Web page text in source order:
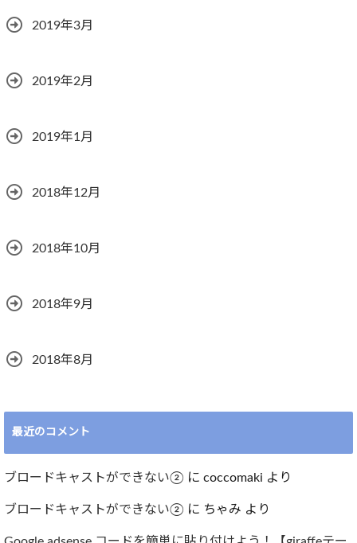
2019年3月
2019年2月
2019年1月
2018年12月
2018年10月
2018年9月
2018年8月
最近のコメント
ブロードキャストができない② に coccomaki より
ブロードキャストができない② に ちゃみ より